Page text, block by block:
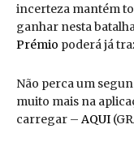
incerteza mantém
ganhar nesta
Prémio poderá já
Não perca um
muito mais na
carregar – AQUI